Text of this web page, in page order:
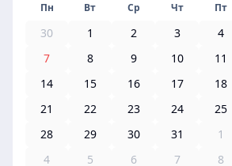
Пн Вт Ср Чт Пт
30 1 2 3 4
7
8 9 10 11
14
15 16 17 18
21
22 23 24 25
28
29 30 31 1
4
5 6 7 8